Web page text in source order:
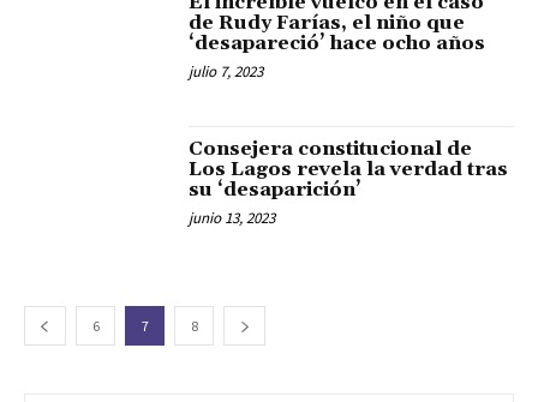
de Rudy Farías, el niño que
‘desapareció’ hace ocho años
julio 7, 2023
Consejera constitucional de
Los Lagos revela la verdad tras
su ‘desaparición’
junio 13, 2023
6 7 8